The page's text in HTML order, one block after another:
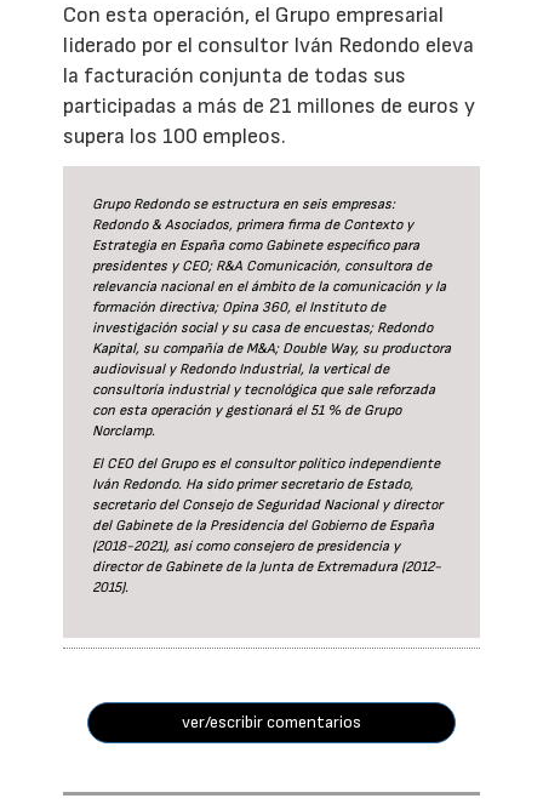
Con esta operación, el Grupo empresarial
liderado por el consultor Iván Redondo eleva
la facturación conjunta de todas sus
participadas a más de 21 millones de euros y
supera los 100 empleos.
Grupo Redondo se estructura en seis empresas:
Redondo & Asociados, primera firma de Contexto y
Estrategia en España como Gabinete específico para
presidentes y CEO; R&A Comunicación, consultora de
relevancia nacional en el ámbito de la comunicación y la
formación directiva; Opina 360, el Instituto de
investigación social y su casa de encuestas; Redondo
Kapital, su compañía de M&A; Double Way, su productora
audiovisual y Redondo Industrial, la vertical de
consultoría industrial y tecnológica que sale reforzada
con esta operación y gestionará el 51 % de Grupo
Norclamp.
El CEO del Grupo es el consultor político independiente
Iván Redondo. Ha sido primer secretario de Estado,
secretario del Consejo de Seguridad Nacional y director
del Gabinete de la Presidencia del Gobierno de España
(2018-2021), así como consejero de presidencia y
director de Gabinete de la Junta de Extremadura (2012-
2015).
ver/escribir comentarios